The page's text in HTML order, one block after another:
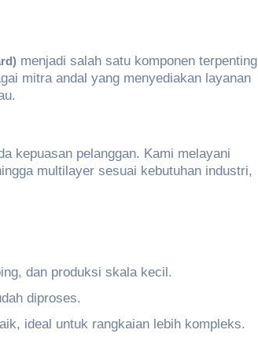
menjadi salah satu komponen terpenting
mitra andal yang menyediakan layanan
kepuasan pelanggan. Kami melayani
multilayer sesuai kebutuhan industri,
dan produksi skala kecil.
diproses.
ideal untuk rangkaian lebih kompleks.